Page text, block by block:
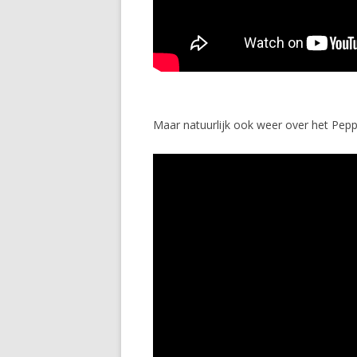
Maar natuurlijk ook weer over het